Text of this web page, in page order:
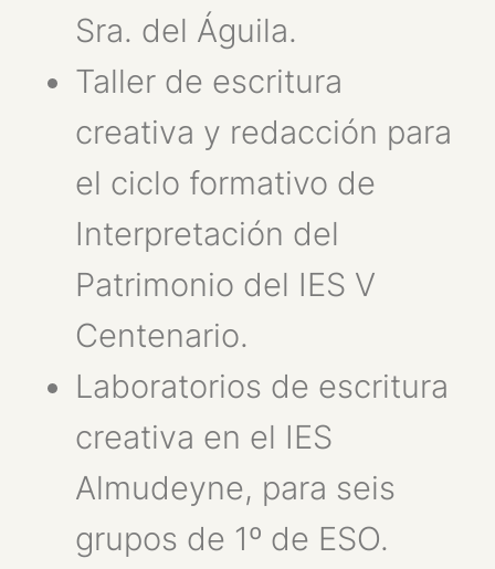
Sra. del Águila.
Taller de escritura
creativa y redacción para
el ciclo formativo de
Interpretación del
Patrimonio del IES V
Centenario.
Laboratorios de escritura
creativa en el IES
Almudeyne, para seis
grupos de 1º de ESO.